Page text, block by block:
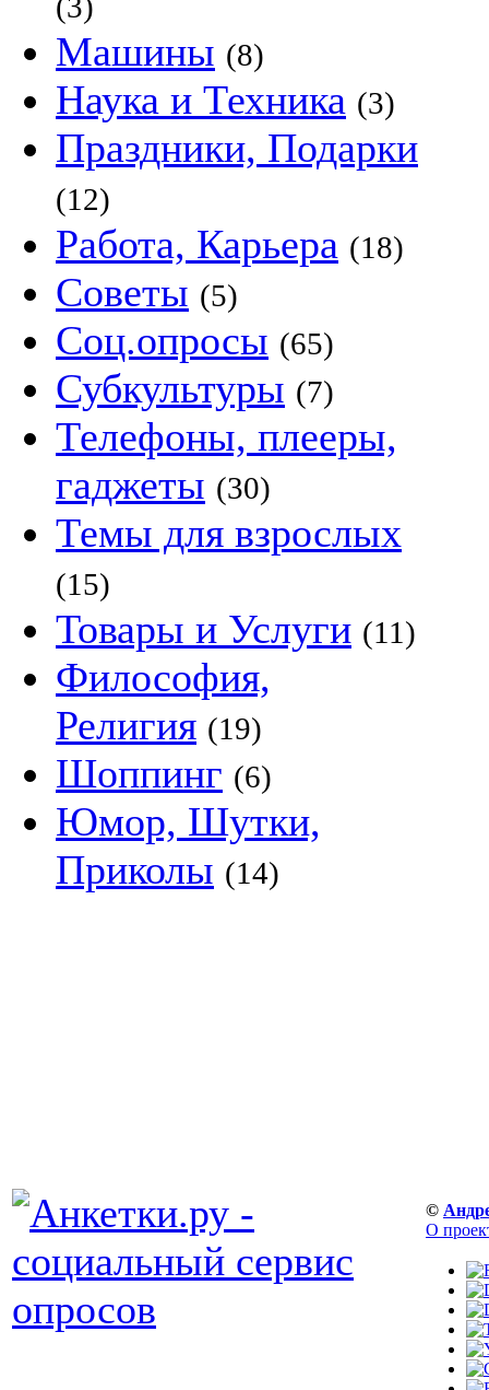
Машины (8)
Наука и Техника (3)
Праздники, Подарки
(12)
Работа, Карьера (18)
Советы (5)
Соц.опросы (65)
Субкультуры (7)
Телефоны, плееры,
гаджеты (30)
Темы для взрослых
(15)
Товары и Услуги (11)
Философия,
Религия (19)
Шоппинг (6)
Юмор, Шутки,
Приколы (14)
©
О